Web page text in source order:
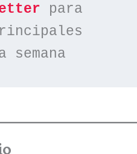
para